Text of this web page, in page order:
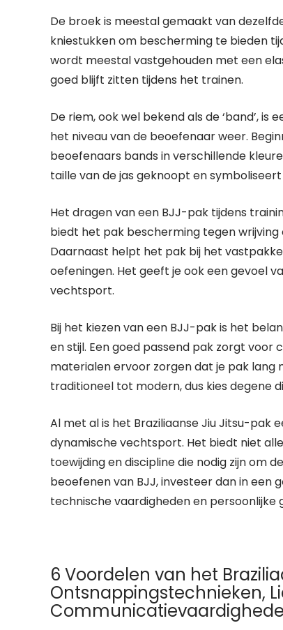
De broek is meestal gemaakt van
kniestukken om bescherming te bieden
wordt meestal vastgehouden met een
goed blijft zitten tijdens het trainen.
De riem, ook wel bekend als de ‘band’,
het niveau van de beoefenaar weer.
beoefenaars bands in verschillende
taille van de jas geknoopt en
Het dragen van een BJJ-pak tijdens
biedt het pak bescherming tegen
Daarnaast helpt het pak bij het
oefeningen. Het geeft je ook een gevoel
vechtsport.
Bij het kiezen van een BJJ-pak is het
en stijl. Een goed passend pak zorgt
materialen ervoor zorgen dat je pak lang
traditioneel tot modern, dus kies degene
Al met al is het Braziliaanse Jiu Jitsu-pak
dynamische vechtsport. Het biedt niet
toewijding en discipline die nodig zijn om
beoefenen van BJJ, investeer dan in een
technische vaardigheden en persoonlijke
6 Voordelen van het
Ontsnappingstechnieken,